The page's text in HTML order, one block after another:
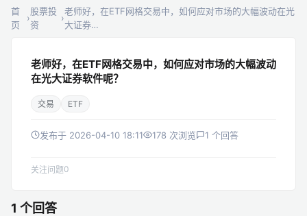
首
页
›
股票投
资
›
老师好，在ETF网格交易中，如何应对市场的大幅波动在光
大证券…
老师好，在ETF网格交易中，如何应对市场的大幅波动
在光大证券软件呢？
交易 ETF
发布于 2026-04-10 18:11 178 次浏览 1 个回答
关注问题0
1 个回答